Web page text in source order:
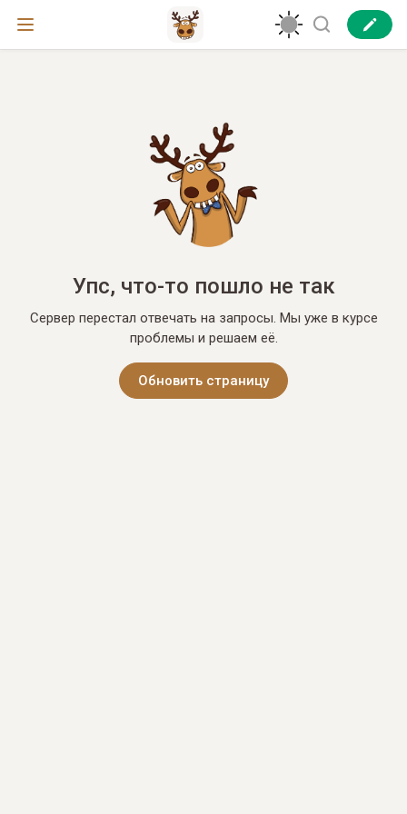
Упс, что-то пошло не так
Сервер перестал отвечать на запросы. Мы уже в курсе
проблемы и решаем её.
Обновить страницу